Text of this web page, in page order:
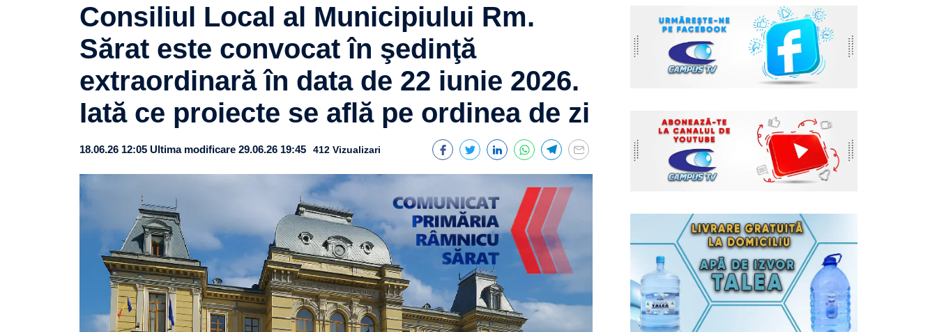
Consiliul Local al Municipiului Rm.
Sărat este convocat în şedinţă
extraordinară în data de 22 iunie 2026.
Iată ce proiecte se află pe ordinea de zi
18.06.26 12:05 Ultima modificare 29.06.26 19:45 412 Vizualizari